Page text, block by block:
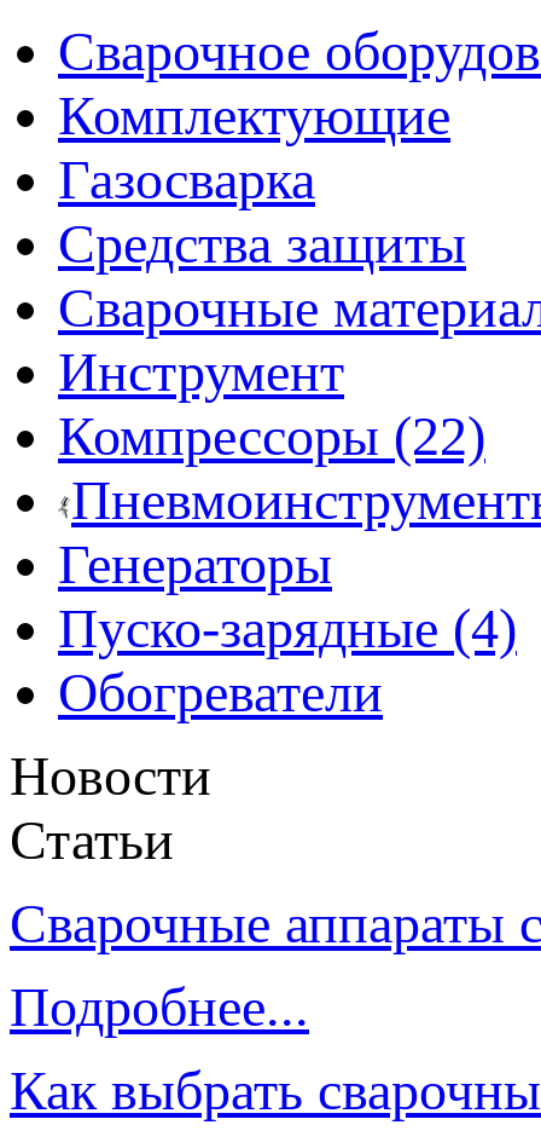
Сварочное
Комплектующие
Газосварка
Средства защиты
Сварочные
Инструмент
Компрессоры (22)
Генераторы
Пуско-зарядные (4)
Обогреватели
Новости
Статьи
Сварочные аппараты
Подробнее...
Как выбрать